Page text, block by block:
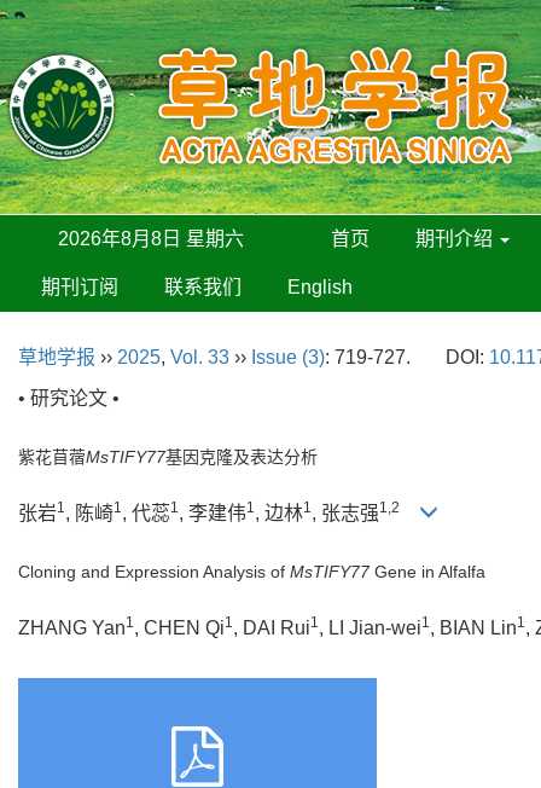
2026年8月8日 星期六 首页 期刊介绍
期刊订阅 联系我们 English
草地学报 ›› 2025, Vol. 33 ›› Issue (3): 719-727. DOI:
• 研究论文 •
紫花苜蓿MsTIFY77基因克隆及表达分析
张岩1, 陈崎1, 代蕊1, 李建伟1, 边林1, 张志强1,2
Cloning and Expression Analysis of MsTIFY77Gene in Alfalfa
ZHANG Yan1, CHEN Qi1, DAI Rui1, LI Jian-wei1, BIAN Lin1,